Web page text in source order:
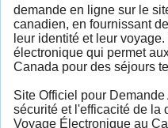
demande en ligne sur le
canadien, en fournissant
leur identité et leur
électronique qui permet
Canada pour des séjours
Site Officiel pour
sécurité et l'efficacité de la
Voyage Électronique au